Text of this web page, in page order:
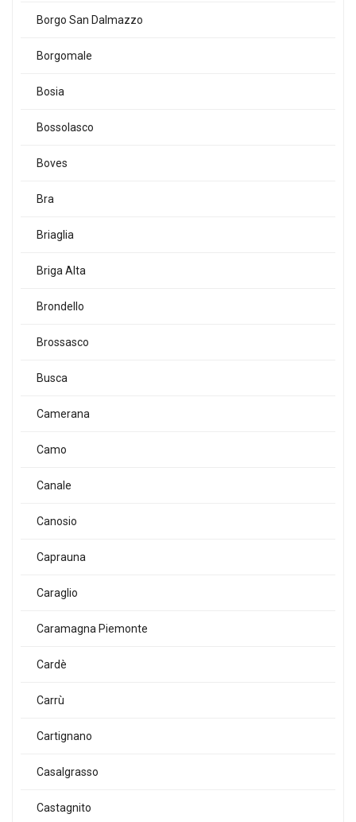
Borgo San Dalmazzo
Borgomale
Bosia
Bossolasco
Boves
Bra
Briaglia
Briga Alta
Brondello
Brossasco
Busca
Camerana
Camo
Canale
Canosio
Caprauna
Caraglio
Caramagna Piemonte
Cardè
Carrù
Cartignano
Casalgrasso
Castagnito